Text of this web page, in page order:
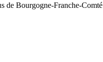
de Bourgogne-Franche-Comté